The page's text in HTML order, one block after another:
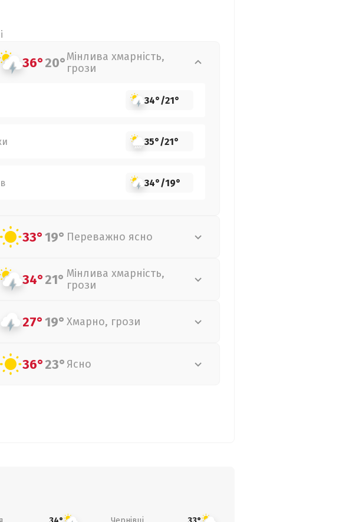
36°20°Мінлива хмарність,
грози
34°/21°
35°/21°
34°/19°
33°19° Переважно ясно
34°21° Мінлива хмарність,
грози
27°19° Хмарно, грози
36°23° Ясно